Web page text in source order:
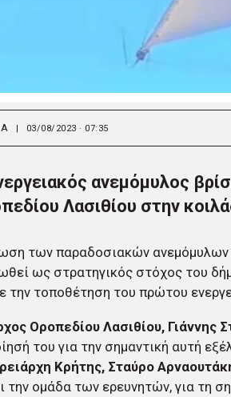
| 03/08/2023 · 07:35
ανεμόμυλος
Λασιθίου στην
των παραδοσιακών ανεμόμυλων
ως στρατηγικός στόχος του
την τοποθέτηση του πρώτου
Οροπεδίου Λασιθίου, Γιάννης
του για την σημαντική αυτή
Κρήτης, Σταύρο
την ομάδα των ερευνητών, για τη